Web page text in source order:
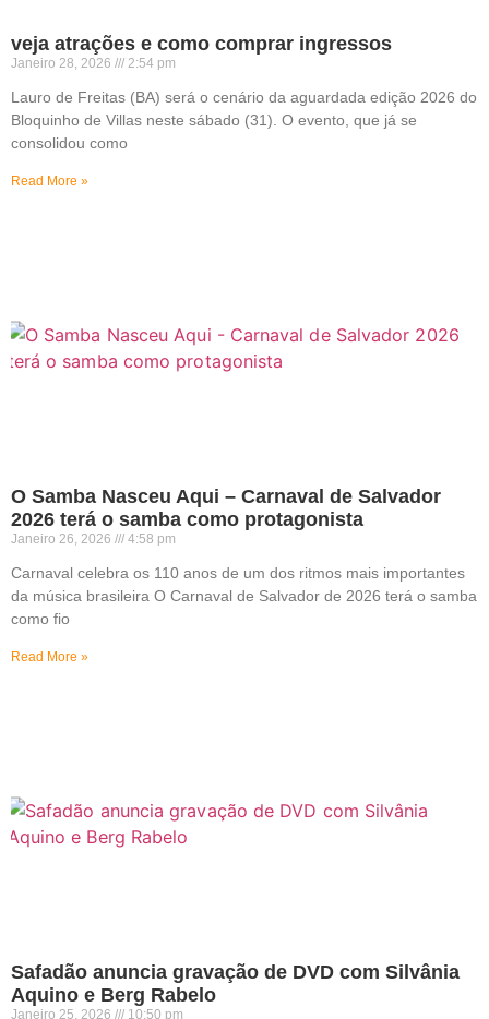
veja atrações e como comprar ingressos
Janeiro 28, 2026 2:54 pm
Lauro de Freitas (BA) será o cenário da aguardada edição 2026 do
Bloquinho de Villas neste sábado (31). O evento, que já se
consolidou como
Read More »
O Samba Nasceu Aqui – Carnaval de Salvador
2026 terá o samba como protagonista
Janeiro 26, 2026 4:58 pm
Carnaval celebra os 110 anos de um dos ritmos mais importantes
da música brasileira O Carnaval de Salvador de 2026 terá o samba
como fio
Read More »
Safadão anuncia gravação de DVD com Silvânia
Aquino e Berg Rabelo
Janeiro 25, 2026 10:50 pm